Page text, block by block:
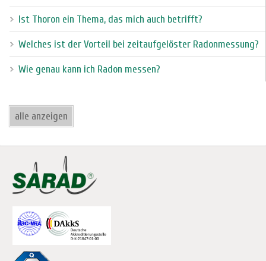
Ist Thoron ein Thema, das mich auch betrifft?
Welches ist der Vorteil bei zeitaufgelöster Radonmessung?
Wie genau kann ich Radon messen?
alle anzeigen